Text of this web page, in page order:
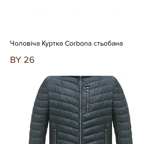
Чоловіча Куртка Corbona стьобана
BY 26